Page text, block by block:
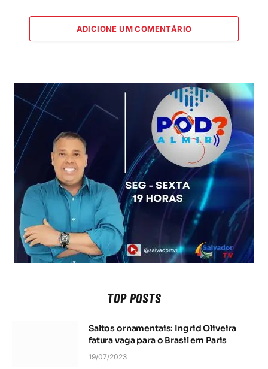
ADICIONE UM COMENTÁRIO
TOP POSTS
Saltos ornamentais: Ingrid Oliveira
fatura vaga para o Brasil em Paris
19/07/2023